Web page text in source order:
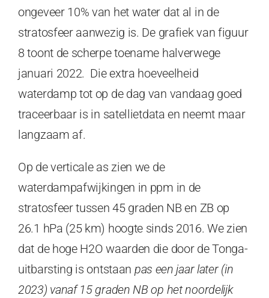
ongeveer 10% van het water dat al in de
stratosfeer aanwezig is. De grafiek van figuur
8 toont de scherpe toename halverwege
januari 2022. Die extra hoeveelheid
waterdamp tot op de dag van vandaag goed
traceerbaar is in satellietdata en neemt maar
langzaam af.
Op de verticale as zien we de
waterdampafwijkingen in ppm in de
stratosfeer tussen 45 graden NB en ZB op
26.1 hPa (25 km) hoogte sinds 2016. We zien
dat de hoge H2O waarden die door de Tonga-
uitbarsting is ontstaan pas een jaar later (in
2023) vanaf 15 graden NB op het noordelijk